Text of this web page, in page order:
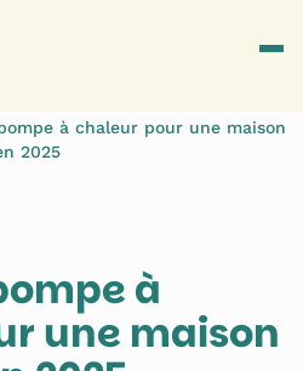
à chaleur pour une maison
2025
à
une maison